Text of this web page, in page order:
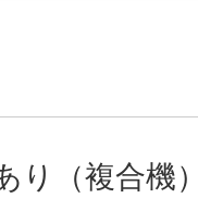
り（複合機